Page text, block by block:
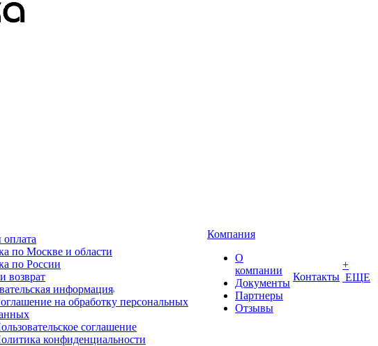
по Москве и области
по России
возврат
информация
на обработку персональных
соглашение
конфиденциальности
Компания
О
компании
Документы
Партнеры
Отзывы
Контакты
+
ЕЩЕ